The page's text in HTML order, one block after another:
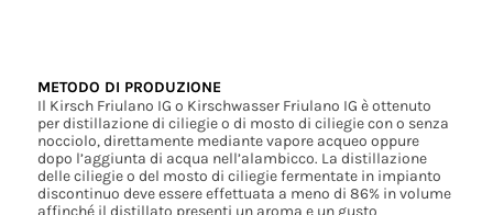
METODO DI PRODUZIONE
Il Kirsch Friulano IG o Kirschwasser Friulano IG è ottenuto
per distillazione di ciliegie o di mosto di ciliegie con o senza
nocciolo, direttamente mediante vapore acqueo oppure
dopo l’aggiunta di acqua nell’alambicco. La distillazione
delle ciliegie o del mosto di ciliegie fermentate in impianto
discontinuo deve essere effettuata a meno di 86% in volume
affinché il distillato presenti un aroma e un gusto